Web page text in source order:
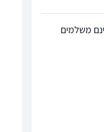
משלמים